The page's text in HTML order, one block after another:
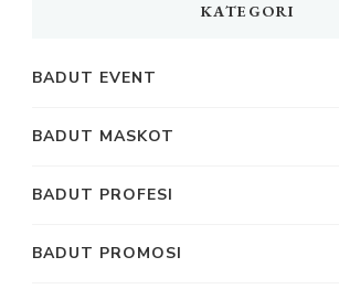
KATEGORI
BADUT EVENT
BADUT MASKOT
BADUT PROFESI
BADUT PROMOSI